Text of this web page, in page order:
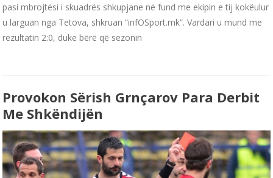
pasi mbrojtësi i skuadrës shkupjane në fund me ekipin e tij kokëulur
u larguan nga Tetova, shkruan “infOSport.mk”. Vardari u mund me
rezultatin 2:0, duke bërë që sezonin
Provokon Sërish Grnçarov Para Derbit
Me Shkëndijën